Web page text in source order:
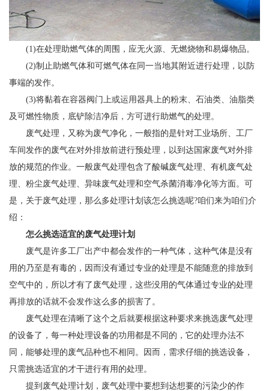
(1)在处理助燃气体的周围，应无火源、无燃烧物和易爆物品。
(2)制止助燃气体和可燃气体在同一当地其附近进行处理，以防
事端的发作。
(3)将黏着在容器阀门上或运用器具上的粉末、石油类、油脂类
及可燃性物质，底铲除洁净后，方可进行助燃气的处理。
废气处理，又称为废气净化，一般指的是针对工业场所、工厂
车间发作的废气在对外排放前进行预处理，以到达国家废气对外排
放的规范的作业。一般废气处理包含了酸碱废气处理、有机废气处
理、粉尘废气处理、异味废气处理和空气杀菌消毒净化等方面。可
是，关于废气处理，那么多处理计划该怎么挑选呢?咱们来为咱们介
绍：
怎么挑选适宜的废气处理计划
废气是许多工厂出产中都会发作的一种气体，这种气体是没有
用的乃至是有毒的，因而没有通过专业的处理是不能随意的排放到
空气中的，所以才有了废气处理，这些没用的气体通过专业的处理
再排放的话就不会发作这么多的损害了。
废气处理在清晰了这个之后就要根据这种要求来挑选废气处理
的设备了，每一种处理设备的功用都是不同的，它的处理办法不
同，能够处理的废气品种也不相同。因而，需求仔细的挑选设备，
只需挑选适宜的才干进行有用的处理。
提到废气处理计划，废气处理中要想到达想要的污染少的作